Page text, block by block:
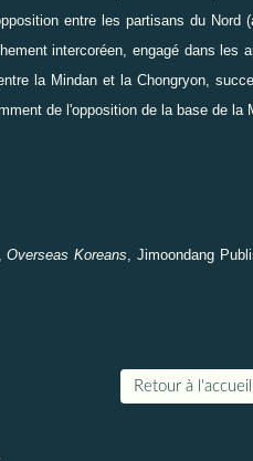
entre les partisans du Nord
intercoréen, engagé dans les
la Mindan et la Chongryon,
de l'opposition de la base de la
Overseas Koreans , Jimoondang
Retour à l'accueil